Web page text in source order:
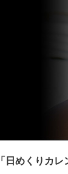
「日めくりカレ